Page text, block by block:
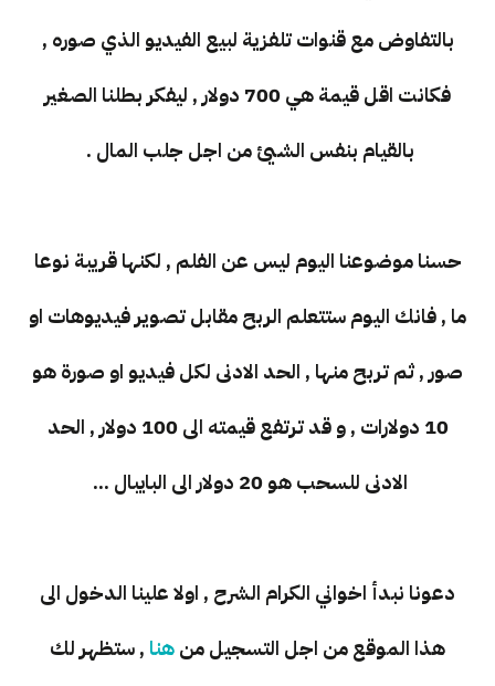
بالتفاوض مع قنوات تلفزية لبيع الفيديو الذي صوره ,
فكانت اقل قيمة هي 700 دولار , ليفكر بطلنا الصغير
بالقيام بنفس الشيئ من اجل جلب المال .
حسنا موضوعنا اليوم ليس عن الفلم , لكنها قريبة نوعا
ما , فانك اليوم ستتعلم الربح مقابل تصوير فيديوهات او
صور , ثم تربح منها , الحد الادنى لكل فيديو او صورة هو
10 دولارات , و قد ترتفع قيمته الى 100 دولار , الحد
الادنى للسحب هو 20 دولار الى البايبال ...
دعونا نبدأ اخواني الكرام الشرح , اولا علينا الدخول الى
هذا الموقع من اجل التسجيل منهنا , ستظهر لك